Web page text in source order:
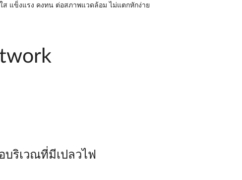
ใส แข็งแรง คงทน ต่อสภาพแวดล้อม ไม่แตกหักง่าย
ริเวณที่มีเปลวไฟ